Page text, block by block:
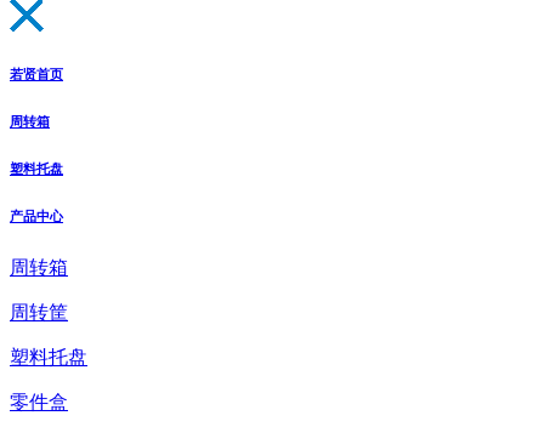
若贤首页
周转箱
塑料托盘
产品中心
周转箱
周转筐
塑料托盘
零件盒